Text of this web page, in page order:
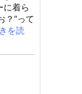
に着ら
？”って
を読